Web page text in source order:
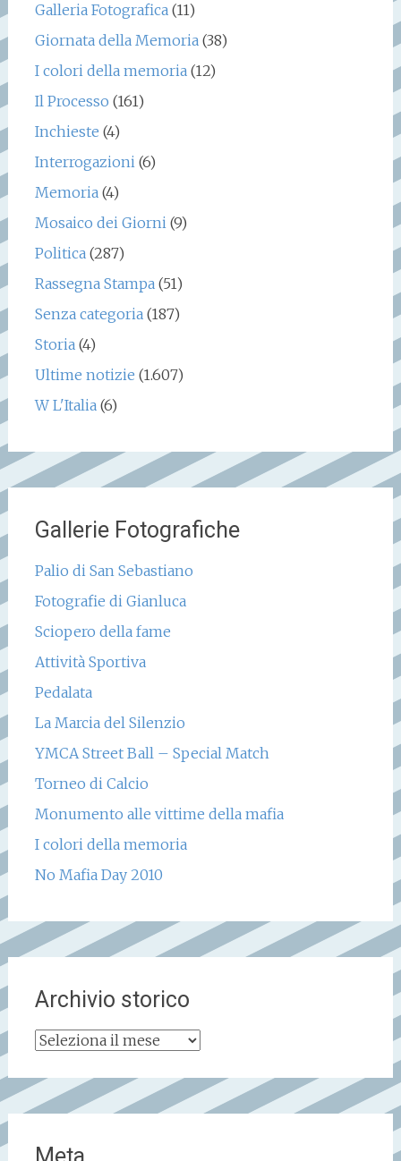
Galleria Fotografica(11)
Giornata della Memoria(38)
I colori della memoria(12)
Il Processo (161)
Inchieste (4)
Interrogazioni(6)
Memoria(4)
Mosaico dei Giorni(9)
Politica(287)
Rassegna Stampa(51)
Senza categoria(187)
Storia(4)
Ultime notizie (1.607)
W L'Italia(6)
Gallerie Fotografiche
Palio di San Sebastiano
Fotografie di Gianluca
Sciopero della fame
Attività Sportiva
Pedalata
La Marcia del Silenzio
YMCA Street Ball – Special Match
Torneo di Calcio
Monumento alle vittime della mafia
I colori della memoria
No Mafia Day 2010
Archivio storico
Archivio